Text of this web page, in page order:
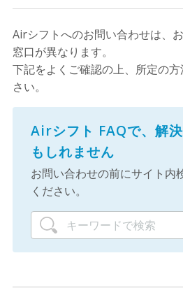
Airシフトへのお問い合わせは、
窓口が異なります。
下記をよくご確認の上、所定の
さい。
Airシフト FAQで、解
もしれません
お問い合わせの前にサイト内
ください。